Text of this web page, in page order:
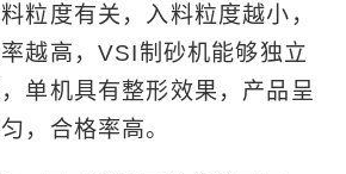
粒度有关，入料粒度越小，
越高，VSI制砂机能够独立
单机具有整形效果，产品呈
，合格率高。